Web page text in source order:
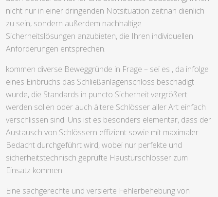
nicht nur in einer dringenden Notsituation zeitnah dienlich
zu sein, sondern außerdem nachhaltige
Sicherheitslösungen anzubieten, die Ihren individuellen
Anforderungen entsprechen.
kommen diverse Beweggründe in Frage – sei es , da infolge
eines Einbruchs das Schließanlagenschloss beschädigt
wurde, die Standards in puncto Sicherheit vergrößert
werden sollen oder auch ältere Schlösser aller Art einfach
verschlissen sind. Uns ist es besonders elementar, dass der
Austausch von Schlössern effizient sowie mit maximaler
Bedacht durchgeführt wird, wobei nur perfekte und
sicherheitstechnisch geprüfte Haustürschlösser zum
Einsatz kommen.
Eine sachgerechte und versierte Fehlerbehebung von